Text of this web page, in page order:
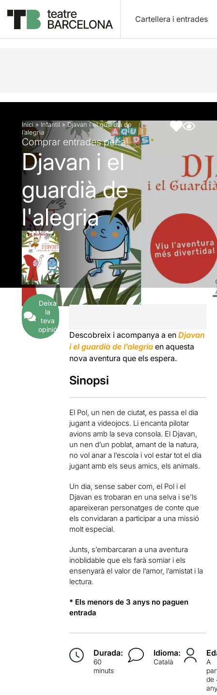
Cartellera i entrades
Descripció Fitxa artística
Inici » Infantil » Djavan i el guardià de
l’alegria
Comprar entrades per a
Djavan i el
guardià de
l'alegria
Deixa
la
teva
opinió
Descobreix i acompanya a enDjavan
i el guardià de l’alegria en aquesta
nova aventura que els espera.
Sinopsi
El Pol, un nen de ciutat, es passa el dia
jugant a videojocs. Li encanta pilotar
avions amb la seva consola. El Djavan,
un nen d’un poblat, amant de la natura,
no vol anar a l’escola i vol estar tot el dia
jugant amb els seus amics, els animals.
Un dia, sense saber com, el Pol i el
Djavan es trobaran en una selva i se’ls
apareixeran personatges de conte que
els convidaran a participar a una missió
molt especial.
Junts, s’embarcaran a una aventura
inoblidable que els farà somiar i els
ensenyarà el valor de l’amor, l’amistat i la
lectura.
* Els menors de 3 anys no paguen
entrada
Durada:
60
minuts
Idioma:
Català
A
de